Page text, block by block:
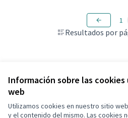
Información sobre las
web
Utilizamos cookies en nuestro sitio
y el contenido del mismo. Las cookies
Resultados por
1
Ver todas las propuestas retiradas
Términos y condiciones de uso